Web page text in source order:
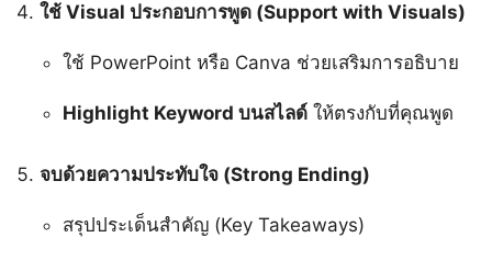
ใช้ Visual ประกอบการพูด (Support with Visuals)
ใช้ PowerPoint หรือ Canva ช่วยเสริมการอธิบาย
Highlight Keyword บนสไลด์ให้ตรงกับที่คุณพูด
จบด้วยความประทับใจ (Strong Ending)
สรุปประเด็นสำคัญ (Key Takeaways)